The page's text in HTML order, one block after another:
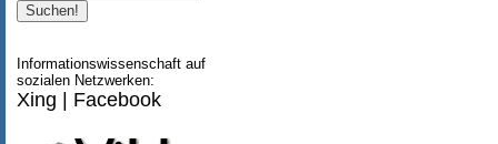
Informationswissenschaft auf
sozialen Netzwerken:
Xing Facebook